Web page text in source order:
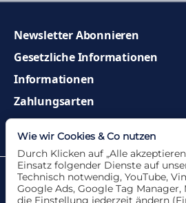
Gesetzliche Informationen
Informationen
Zahlungsarten
Wir sind Profis und beraten Sie
Newsletter Abonnieren
Datenschutzerklärung•
Wie wir Cookies & Co nutzen
Durch Klicken auf „Alle
Einsatz folgender Dienste auf
Technisch notwendig, YouTube,
Google Ads, Google Tag Manager,
die Einstellung jederzeit ändern